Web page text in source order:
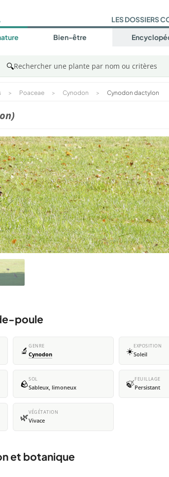
LES DOSSIERS
Bien-être
🔍Rechercher une plante par nom ou critères
> Poaceae > Cynodon > Cynodon dactylon
poule
🔬 GENRE
Cynodon ☀️EXPOSITION
Soleil
🪨SOL
Sableux, limoneux 🍃FEUILLAGE
Persistant
🌿VÉGÉTATION
Vivace
et botanique